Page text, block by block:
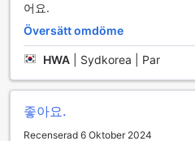
어요.
Översätt omdöme
HWA Sydkorea | Par
좋아요.
Recenserad 6 Oktober 2024